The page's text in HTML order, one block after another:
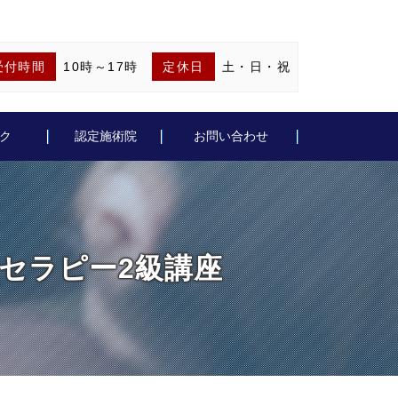
付時間 10時～17時 定休日 土・日・祝
認定施術院 お問い合わせ
ラピー2級講座